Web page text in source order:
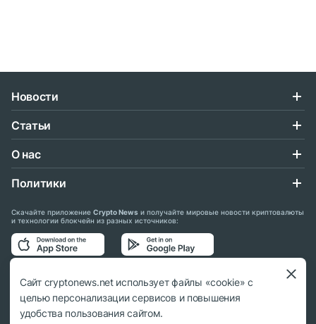
Новости
Статьи
О нас
Политики
Скачайте приложение Crypto News и получайте мировые новости криптовалюты
и технологии блокчейн из разных источников:
Подписывайтесь на нас в социальных сетях:
Сайт cryptonews.net использует файлы «cookie» с
целью персонализации сервисов и повышения
удобства пользования сайтом.